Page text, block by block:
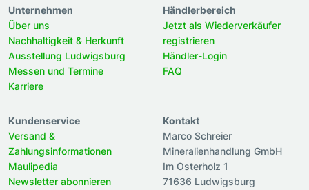
Unternehmen
Über uns
Nachhaltigkeit & Herkunft
Ausstellung Ludwigsburg
Messen und Termine
Karriere
Händlerbereich
Jetzt als Wiederverkäufer
registrieren
Händler-Login
FAQ
Kundenservice
Versand &
Zahlungsinformationen
Maulipedia
Newsletter abonnieren
Kontakt
Marco Schreier
Mineralienhandlung GmbH
Im Osterholz 1
71636 Ludwigsburg